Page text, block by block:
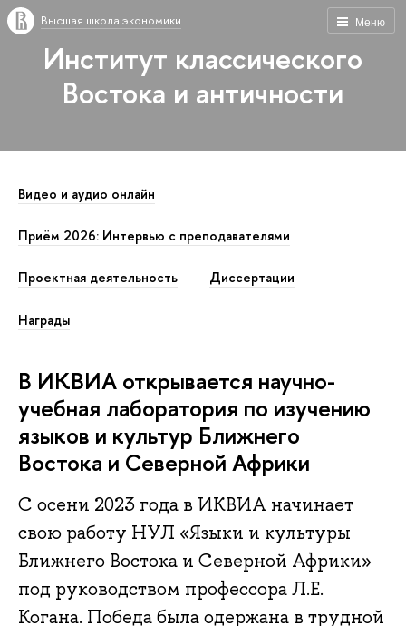
Меню
Высшая школа экономики
Институт классического
Востока и античности
Видео и аудио онлайн
Приём 2026: Интервью с преподавателями
Проектная деятельность Диссертации
Награды
В ИКВИА открывается научно-
учебная лаборатория по изучению
языков и культур Ближнего
Востока и Северной Африки
С осени 2023 года в ИКВИА начинает
свою работу НУЛ «Языки и культуры
Ближнего Востока и Северной Африки»
под руководством профессора Л.Е.
Когана. Победа была одержана в трудной